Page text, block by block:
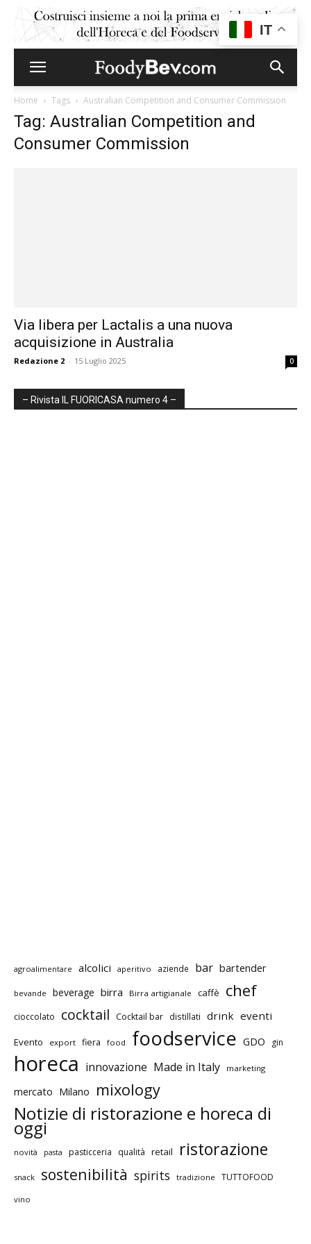
Home Tags Australian Competition and Consumer Commission
Tag: Australian Competition and
Consumer Commission
Via libera per Lactalis a una nuova
acquisizione in Australia
Redazione 2 - 15 Luglio 2025 0
– Rivista IL FUORICASA numero 4 –
agroalimentare alcolici aperitivo aziende bar bartender
bevande beverage birra Birra artigianale caffè chef
cioccolato cocktail Cocktail bar distillati drink eventi
Evento export fiera food foodservice GDO gin
horeca innovazione Made in Italy marketing
mercato Milano mixology
Notizie di ristorazione e horeca di
oggi
novità pasta pasticceria qualità retail ristorazione
snack sostenibilità spirits tradizione TUTTOFOOD
vino
IT